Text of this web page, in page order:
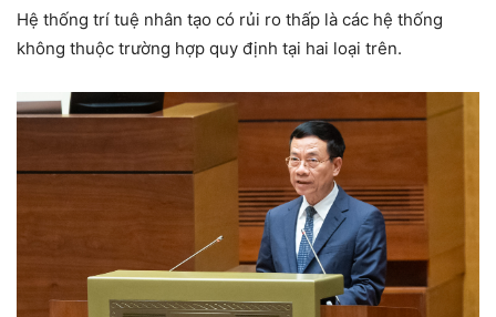
Hệ thống trí tuệ nhân tạo có rủi ro thấp là các hệ thống
không thuộc trường hợp quy định tại hai loại trên.